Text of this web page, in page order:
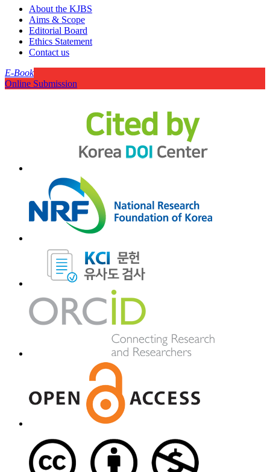
About the KJBS
Aims & Scope
Editorial Board
Ethics Statement
Contact us
E-Book
Online Submission